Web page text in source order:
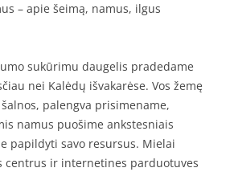
– apie šeimą, namus, ilgus
sukūrimu daugelis pradedame
nei Kalėdų išvakarėse. Vos žemę
palengva prisimename,
namus puošime ankstesniais
papildyti savo resursus. Mielai
centrus ir internetines parduotuves